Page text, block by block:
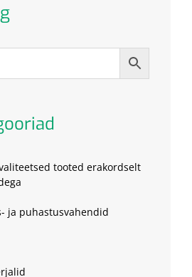
tooted erakordselt
ja puhastusvahendid